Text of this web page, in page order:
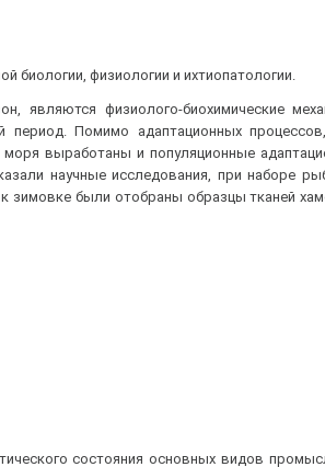
биологии, физиологии и ихтиопатологии.
физиолого-биохимические
период. Помимо адаптационных
выработаны и популяционные
научные исследования, при наборе
к зимовке были отобраны образцы тканей
состояния основных видов